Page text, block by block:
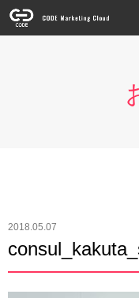
2018.05.07